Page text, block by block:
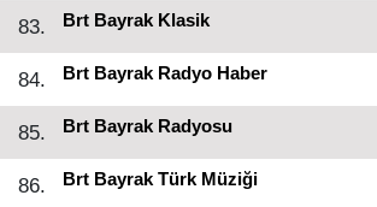
83. Brt Bayrak Klasik
84. Brt Bayrak Radyo Haber
85. Brt Bayrak Radyosu
86. Brt Bayrak Türk Müziği